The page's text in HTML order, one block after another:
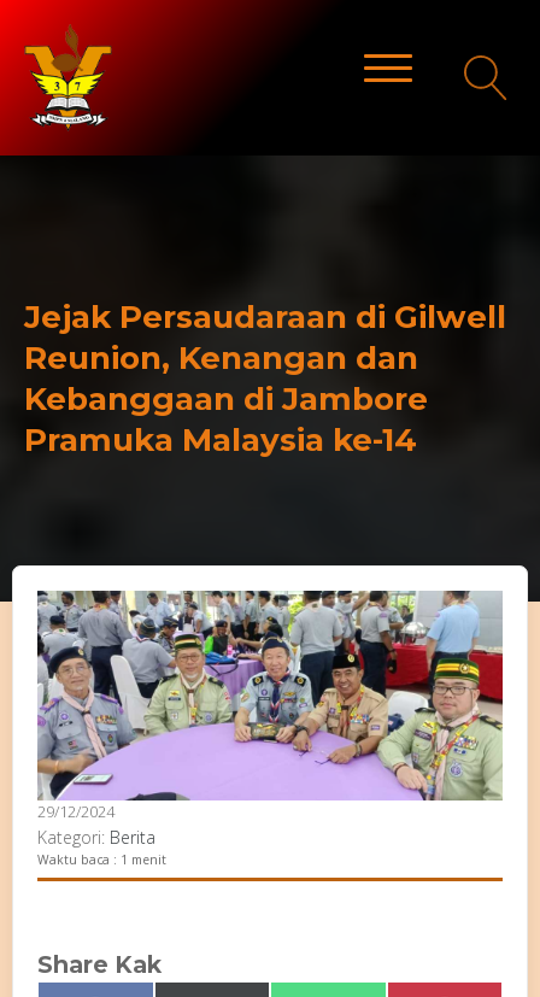
Jejak Persaudaraan di Gilwell
Reunion, Kenangan dan
Kebanggaan di Jambore
Pramuka Malaysia ke-14
29/12/2024
Kategori: Berita
Waktu baca : 1 menit
Share Kak